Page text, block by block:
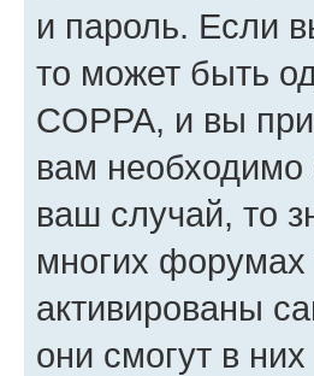
и пароль. Если
то может быть
COPPA, и вы
вам необходимо
ваш случай, то
многих форумах
активированы
они смогут в